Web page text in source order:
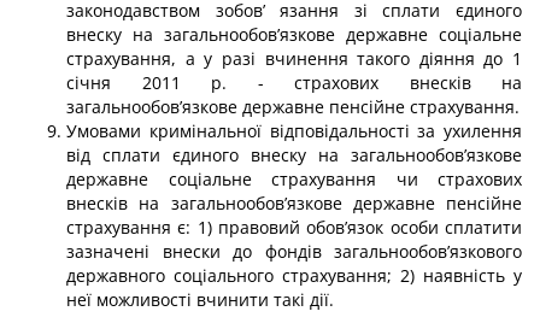
законодавством зобов’ язання зі сплати єдиного
внеску на загальнообов’язкове державне соціальне
страхування, а у разі вчинення такого діяння до 1
січня 2011 р. - страхових внесків на
загальнообов’язкове державне пенсійне страхування.
Умовами кримінальної відповідальності за ухилення
від сплати єдиного внеску на загальнообов’язкове
державне соціальне страхування чи страхових
внесків на загальнообов’язкове державне пенсійне
страхування є: 1) правовий обов’язок особи сплатити
зазначені внески до фондів загальнообов’язкового
державного соціального страхування; 2) наявність у
неї можливості вчинити такі дії.